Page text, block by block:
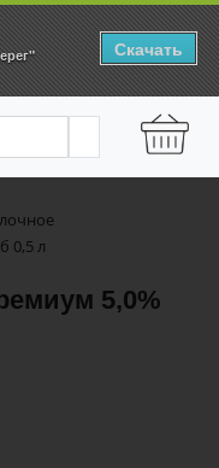
0,5 л
5,0%
Скачать